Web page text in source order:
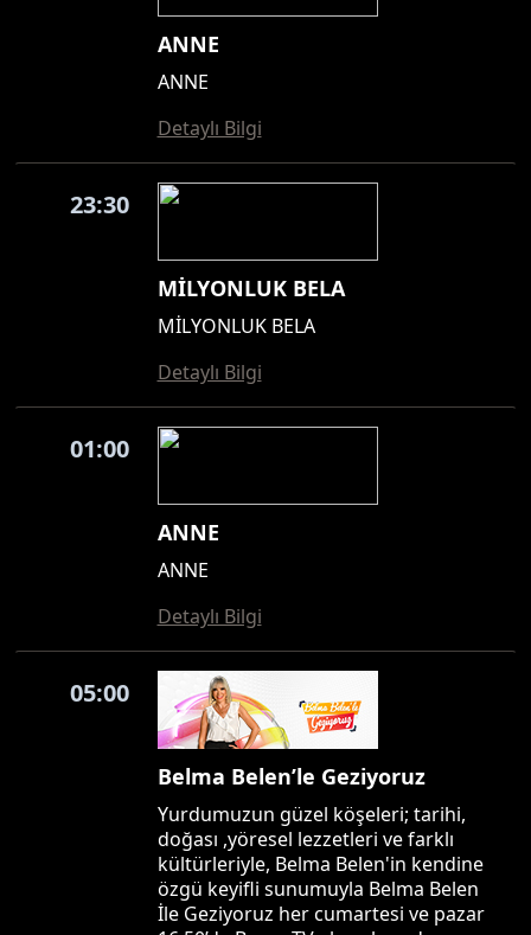
ANNE
ANNE
Detaylı Bilgi
23:30
MİLYONLUK BELA
MİLYONLUK BELA
Detaylı Bilgi
01:00
ANNE
ANNE
Detaylı Bilgi
05:00
Belma Belen’le Geziyoruz
Yurdumuzun güzel köşeleri; tarihi,
doğası ,yöresel lezzetleri ve farklı
kültürleriyle, Belma Belen'in kendine
özgü keyifli sunumuyla Belma Belen
İle Geziyoruz her cumartesi ve pazar